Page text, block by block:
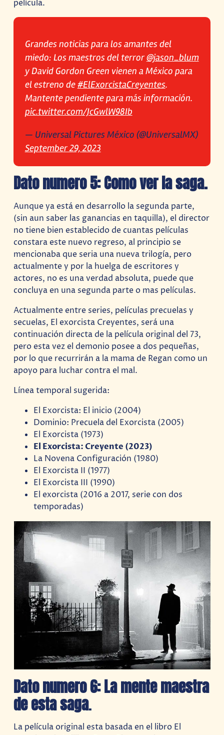
película.
Grandes noticias para los amantes del
miedo: Los maestros del terror@jason_blum
y David Gordon Green vienen a México para
el estreno de#ElExorcistaCreyentes.
Mantente pendiente para más información.
pic.twitter.com/JcGwlW98Ib
— Universal Pictures México (@UniversalMX)
September 29, 2023
Dato numero 5: Como ver la saga.
Aunque ya está en desarrollo la segunda parte,
(sin aun saber las ganancias en taquilla), el director
no tiene bien establecido de cuantas películas
constara este nuevo regreso, al principio se
mencionaba que seria una nueva trilogía, pero
actualmente y por la huelga de escritores y
actores, no es una verdad absoluta, puede que
concluya en una segunda parte o mas películas.
Actualmente entre series, películas precuelas y
secuelas, El exorcista Creyentes, será una
continuación directa de la película original del 73,
pero esta vez el demonio posee a dos pequeñas,
por lo que recurrirán a la mama de Regan como un
apoyo para luchar contra el mal.
Línea temporal sugerida:
El Exorcista: El inicio (2004)
Dominio: Precuela del Exorcista (2005)
El Exorcista (1973)
El Exorcista: Creyente (2023)
La Novena Configuración (1980)
El Exorcista II (1977)
El Exorcista III (1990)
El exorcista (2016 a 2017, serie con dos
temporadas)
Dato numero 6: La mente maestra
de esta saga.
La película original esta basada en el libro El